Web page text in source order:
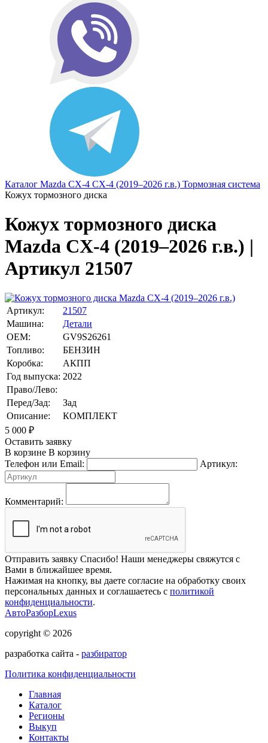
Каталог Mazda CX-4 CX-4 (2019–2026 г.в.) Тормозная система
Кожух тормозного диска
Кожух тормозного диска
Mazda CX-4 (2019–2026 г.в.) |
Артикул 21507
Артикул:
21507
Машина:
Детали
OEM:
GV9S26261
Топливо:
БЕНЗИН
Коробка:
АКПП
Год выпуска: 2022
Право/Лево:
Перед/Зад:
Зад
Описание:
КОМПЛЕКТ
5 000 ₽
Оставить заявку
В корзине В корзину
Телефон или Email:
Артикул:
Комментарий:
Отправить заявку Спасибо! Наши менеджеры свяжутся с
Вами в ближайшее время.
Нажимая на кнопку, вы даете согласие на обработку своих
персональных данных и соглашаетесь с политикой
конфиденциальности.
АвтоРазборLexus
copyright © 2026
разработка сайта - разбиратор
Политика конфиденциальности
Главная
Каталог
Регионы
Выкуп
Контакты